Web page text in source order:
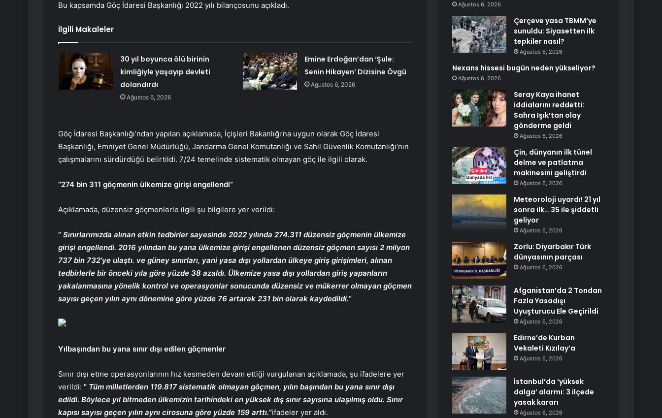
Bu kapsamda Göç İdaresi Başkanlığı 2022 yılı bilançosunu açıkladı.
İlgili Makaleler
30 yıl boyunca ölü birinin
kimliğiyle yaşayıp devleti
dolandırdı
Ağustos 6, 2026
Emine Erdoğan’dan ‘Şule:
Senin Hikayen’ Dizisine Övgü
Ağustos 6, 2026
Göç İdaresi Başkanlığı’ndan yapılan açıklamada, İçişleri Bakanlığı’na uygun olarak Göç İdaresi
Başkanlığı, Emniyet Genel Müdürlüğü, Jandarma Genel Komutanlığı ve Sahil Güvenlik Komutanlığı’nın
çalışmalarını sürdürdüğü belirtildi. 7/24 temelinde sistematik olmayan göç ile ilgili olarak.
“274 bin 311 göçmenin ülkemize girişi engellendi”
Açıklamada, düzensiz göçmenlerle ilgili şu bilgilere yer verildi:
” Sınırlarımızda alınan etkin tedbirler sayesinde 2022 yılında 274.311 düzensiz göçmenin ülkemize
girişi engellendi. 2016 yılından bu yana ülkemize girişi engellenen düzensiz göçmen sayısı 2 milyon
737 bin 732’ye ulaştı. ve güney sınırları, yani yasa dışı yollardan ülkeye giriş girişimleri, alınan
tedbirlerle bir önceki yıla göre yüzde 38 azaldı. Ülkemize yasa dışı yollardan giriş yapanların
yakalanmasına yönelik kontrol ve operasyonlar sonucunda düzensiz ve mükerrer olmayan göçmen
sayısı geçen yılın aynı dönemine göre yüzde 76 artarak 231 bin olarak kaydedildi.“
Yılbaşından bu yana sınır dışı edilen göçmenler
Sınır dışı etme operasyonlarının hız kesmeden devam ettiği vurgulanan açıklamada, şu ifadelere yer
verildi: ” Tüm milletlerden 119.817 sistematik olmayan göçmen, yılın başından bu yana sınır dışı
edildi. Böylece yıl bitmeden ülkemizin tarihindeki en yüksek dış sınır sayısına ulaşılmış oldu. Sınır
kapısı sayısı geçen yılın aynı cirosuna göre yüzde 159 arttı.“ifadeler yer aldı.
Ağustos 6, 2026
Çerçeve yasa TBMM’ye
sunuldu: Siyasetten ilk
tepkiler nasıl?
Ağustos 6, 2026
Nexans hissesi bugün neden yükseliyor?
Ağustos 6, 2026
Seray Kaya ihanet
iddialarını reddetti:
Sahra Işık’tan olay
gönderme geldi
Ağustos 6, 2026
Çin, dünyanın ilk tünel
delme ve patlatma
makinesini geliştirdi
Ağustos 6, 2026
Meteoroloji uyardı! 21 yıl
sonra ilk… 35 ile şiddetli
geliyor
Ağustos 6, 2026
Zorlu: Diyarbakır Türk
dünyasının parçası
Ağustos 6, 2026
Afganistan’da 2 Tondan
Fazla Yasadışı
Uyuşturucu Ele Geçirildi
Ağustos 6, 2026
Edirne’de Kurban
Vekaleti Kızılay’a
Ağustos 6, 2026
İstanbul’da ‘yüksek
dalga’ alarmı: 3 ilçede
yasak kararı
Ağustos 6, 2026